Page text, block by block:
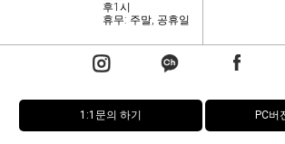
후1시
휴무: 주말, 공휴일
1:1문의 하기 PC버